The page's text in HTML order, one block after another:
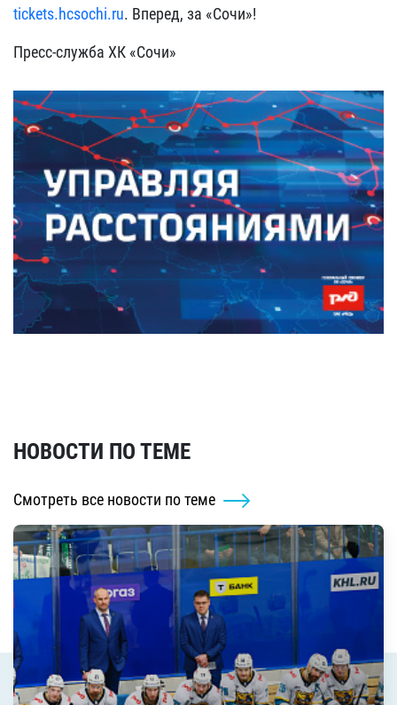
tickets.hcsochi.ru. Вперед, за «Сочи»!
Пресс-служба ХК «Сочи»
НОВОСТИ ПО ТЕМЕ
Смотреть все новости по теме